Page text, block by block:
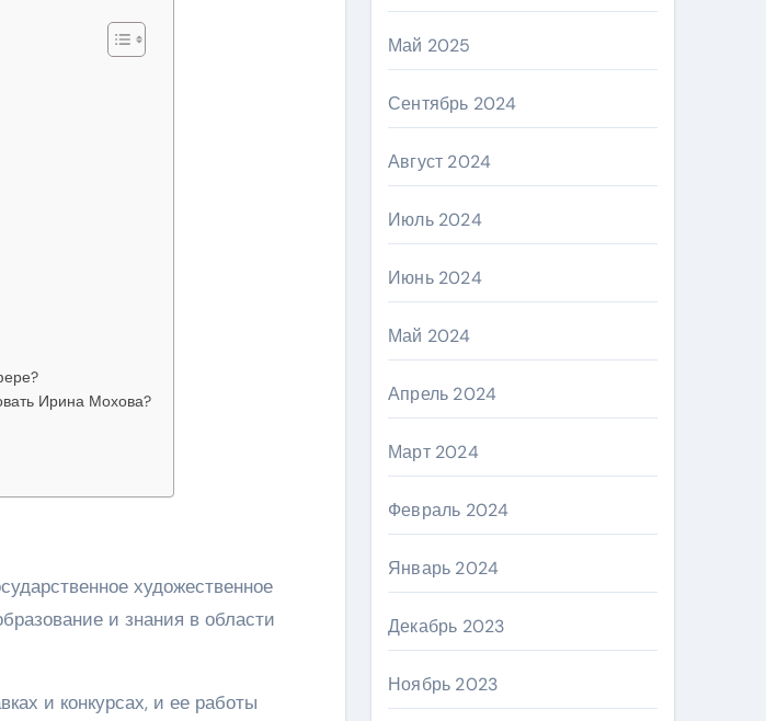
Ирина Мохова?
художественное
и знания в области
и конкурсах, и ее работы
Май 2025
Сентябрь 2024
Август 2024
Июль 2024
Июнь 2024
Май 2024
Апрель 2024
Март 2024
Февраль 2024
Январь 2024
Декабрь 2023
Ноябрь 2023